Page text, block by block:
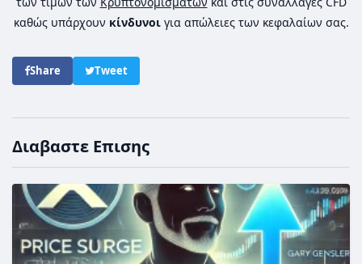
καθώς υπάρχουν κίνδυνοιγια απώλειες των κεφαλαίων σας.
Share Tweet
Διαβαστε Επισης